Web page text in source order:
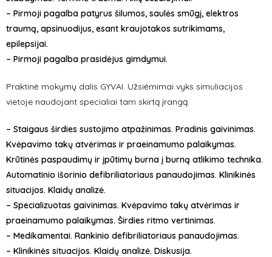
– Pirmoji pagalba patyrus šilumos, saulės smūgį, elektros
traumą, apsinuodijus, esant kraujotakos sutrikimams,
epilepsijai.
– Pirmoji pagalba prasidėjus gimdymui.
Praktinė mokymų dalis GYVAI. Užsiėmimai vyks simuliacijos
vietoje naudojant specialiai tam skirtą įrangą.
– Staigaus širdies sustojimo atpažinimas. Pradinis gaivinimas.
Kvėpavimo takų atvėrimas ir praeinamumo palaikymas.
Krūtinės paspaudimų ir įpūtimų burna į burną atlikimo technika.
Automatinio išorinio defibriliatoriaus panaudojimas. Klinikinės
situacijos. Klaidų analizė.
– Specializuotas gaivinimas. Kvėpavimo takų atvėrimas ir
praeinamumo palaikymas. Širdies ritmo vertinimas.
– Medikamentai. Rankinio defibriliatoriaus panaudojimas.
– Klinikinės situacijos. Klaidų analizė. Diskusija.